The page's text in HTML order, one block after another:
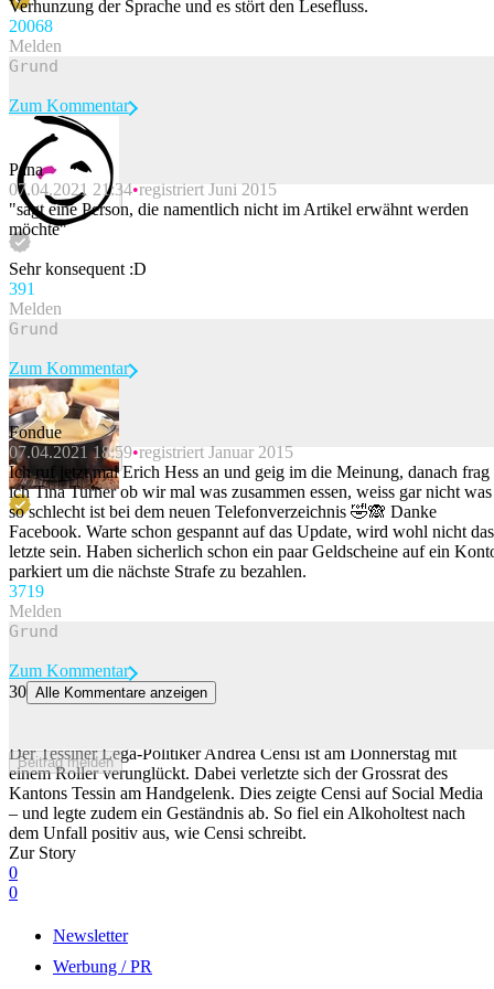
Verhunzung der Sprache und es stört den Lesefluss.
20068
Melden
Beitrag melden
Zum Kommentar
Pana
07.04.2021 21:34 registriert Juni 2015
"sagt eine Person, die namentlich nicht im Artikel erwähnt werden
möchte"
Sehr konsequent :D
391
Melden
Beitrag melden
Zum Kommentar
Fondue
07.04.2021 18:59 registriert Januar 2015
Ich ruf jetzt mal Erich Hess an und geig im die Meinung, danach frag
ich Tina Turner ob wir mal was zusammen essen, weiss gar nicht was
so schlecht ist bei dem neuen Telefonverzeichnis 🤣🙈 Danke
Facebook. Warte schon gespannt auf das Update, wird wohl nicht das
letzte sein. Haben sicherlich schon ein paar Geldscheine auf ein
parkiert um die nächste Strafe zu bezahlen.
3719
Melden
Beitrag melden
Zum Kommentar
30 Alle Kommentare anzeigen
Der Tessiner Lega-Politiker Andrea Censi ist am Donnerstag mit
einem Roller verunglückt. Dabei verletzte sich der Grossrat des
Kantons Tessin am Handgelenk. Dies zeigte Censi auf Social Media
– und legte zudem ein Geständnis ab. So fiel ein Alkoholtest nach
dem Unfall positiv aus, wie Censi schreibt.
Zur Story
0
0
Newsletter
Werbung / PR